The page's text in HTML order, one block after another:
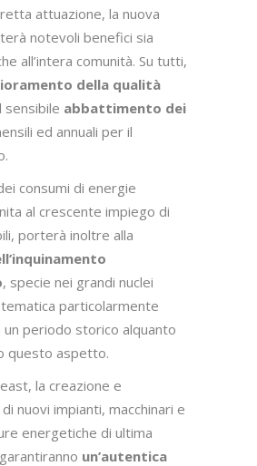
attuazione, la nuova
notevoli benefici sia
all’intera comunità. Su tutti,
della qualità
sensibile abbattimento dei
ed annuali per il
consumi di energie
al crescente impiego di
porterà inoltre alla
, specie nei grandi nuclei
particolarmente
periodo storico alquanto
questo aspetto.
la creazione e
di nuovi impianti, macchinari e
energetiche di ultima
un’autentica